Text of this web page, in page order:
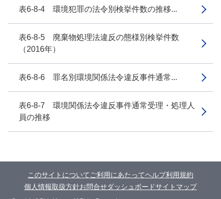
表6-8-4 環境犯罪の法令別検挙件数の推移...
表6-8-5 廃棄物処理法違反の態様別検挙件数
（2016年）
表6-8-6 罪名別環境関係法令違反事件通常...
表6-8-7 環境関係法令違反事件通常受理・処理人
員の推移
このサイトについて ご利用にあたってヘルプ利用規約
個人情報取扱方針お問合せダッシュボードサイトマップ